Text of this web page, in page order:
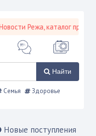
Режа, каталог
Найти
Семья
Здоровье
Новые поступления